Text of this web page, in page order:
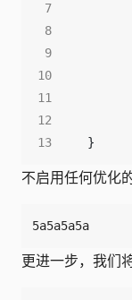
7
8
9
10
13
}
不启用任何优化
5a5a5a5a
更进一步，我们